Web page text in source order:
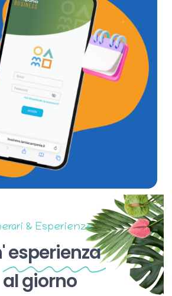
& Esperienze
esperienza
al giorno